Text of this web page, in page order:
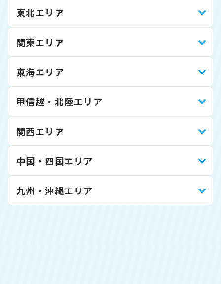
東北エリア
関東エリア
東海エリア
甲信越・北陸エリア
関西エリア
中国・四国エリア
九州・沖縄エリア